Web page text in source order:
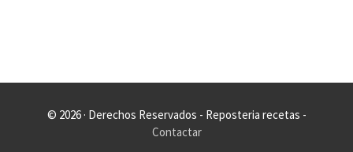
© 2026 · Derechos Reservados - Reposteria recetas -
Contactar